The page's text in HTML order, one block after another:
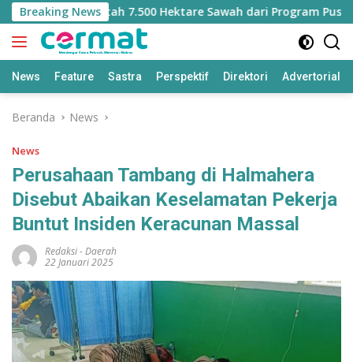
Langsung
ke
konten
Breaking NewsJatah 7.500 Hektare Sawah dari Program Pusat
News Feature Sastra Perspektif Direktori Advertorial
Beranda News
News
Perusahaan Tambang di Halmahera
Disebut Abaikan Keselamatan Pekerja
Buntut Insiden Keracunan Massal
Redaksi-Daerah
22 Januari 2025